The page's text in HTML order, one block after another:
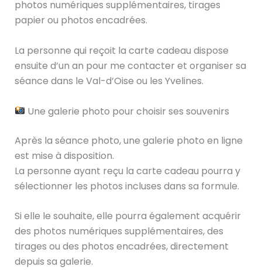
photos numériques supplémentaires, tirages
papier ou photos encadrées.
La personne qui reçoit la carte cadeau dispose
ensuite d’un an pour me contacter et organiser sa
séance dans le Val-d’Oise ou les Yvelines.
Une galerie photo pour choisir ses souvenirs
Après la séance photo, une galerie photo en ligne
est mise à disposition.
La personne ayant reçu la carte cadeau pourra y
sélectionner les photos incluses dans sa formule.
Si elle le souhaite, elle pourra également acquérir
des photos numériques supplémentaires, des
tirages ou des photos encadrées, directement
depuis sa galerie.